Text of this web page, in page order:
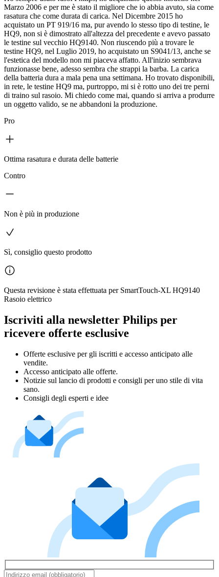
Marzo 2006 e per me è stato il migliore che io abbia avuto, sia come
rasatura che come durata di carica. Nel Dicembre 2015 ho
acquistato un PT 919/16 ma, pur avendo lo stesso tipo di testine, le
HQ9, non si è dimostrato all'altezza del precedente e avevo passato
le testine sul vecchio HQ9140. Non riuscendo più a trovare le
testine HQ9, nel Luglio 2019, ho acquistato un S9041/13, anche se
l'estetica del modello non mi piaceva affatto. All'inizio sembrava
funzionasse bene, adesso sembra che strappi la barba. La carica
della batteria dura a mala pena una settimana. Ho trovato disponibili,
in rete, le testine HQ9 ma, purtroppo, mi si è rotto uno dei tre perni
di traino sul rasoio. Mi chiedo come mai, quando si arriva a produrre
un oggetto valido, se ne abbandoni la produzione.
Pro
Ottima rasatura e durata delle batterie
Contro
Non è più in produzione
Sì, consiglio questo prodotto
Questa revisione è stata effettuata per SmartTouch-XL HQ9140
Rasoio elettrico
Iscriviti alla newsletter Philips per
ricevere offerte esclusive
Offerte esclusive per gli iscritti e accesso anticipato alle
vendite.
Accesso anticipato alle offerte.
Notizie sul lancio di prodotti e consigli per uno stile di vita
sano.
Consigli degli esperti e idee